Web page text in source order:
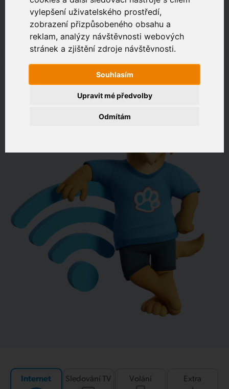
vylepšení uživatelského prostředí,
zobrazení přizpůsobeného obsahu a
reklam, analýzy návštěvnosti webových
stránek a zjištění zdroje návštěvnosti.
Souhlasím
Odmítám
Upravit mé předvolby
Zákaznický portál
Jak rychlé je připojení na vaší adrese?
Internet Sledování TV Volání Extra